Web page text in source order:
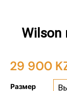
Wilson
29 900
Размер